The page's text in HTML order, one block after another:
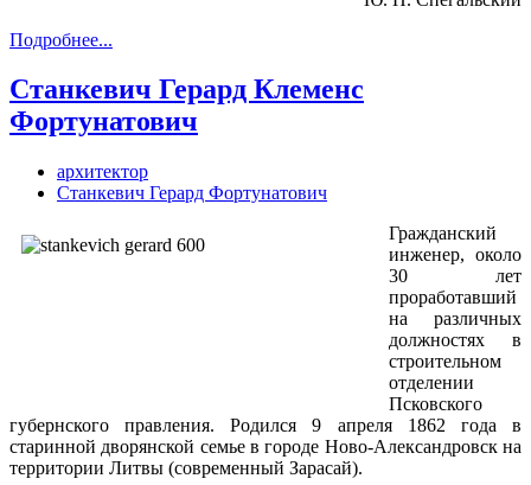
Подробнее...
Станкевич Герард Клеменс
Фортунатович
архитектор
Станкевич Герард Фортунатович
Гражданский
инженер, около
30 лет
проработавший
на различных
должностях в
строительном
отделении
Псковского
губернского правления. Родился 9 апреля 1862 года в
старинной дворянской семье в городе Ново-Александровск на
территории Литвы (современный Зарасай).